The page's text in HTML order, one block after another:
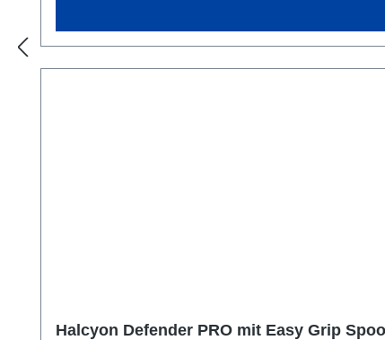
Halcyon Defender PRO mit Easy Grip Spool